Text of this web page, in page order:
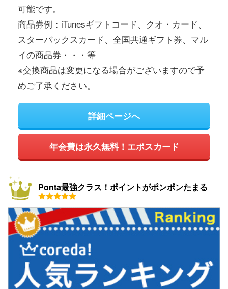
可能です。
商品券例：iTunes‎ギフトコード、クオ・カード、
スターバックスカード、全国共通ギフト券、マル
イの商品券・・・等
※交換商品は変更になる場合がございますので予
めご了承ください。
詳細ページへ
年会費は永久無料！エポスカード
Ponta最強クラス！ポイントがポンポンたまる